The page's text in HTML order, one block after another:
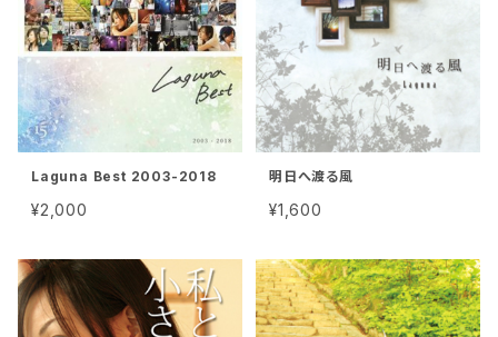
Laguna Best 2003-2018
¥2,000
明日へ渡る風
¥1,600